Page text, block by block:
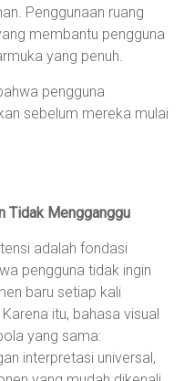
Penggunaan ruang
membantu pengguna
yang penuh.
pengguna
sebelum mereka mulai
Tidak Mengganggu
adalah fondasi
pengguna tidak ingin
baru setiap kali
itu, bahasa visual
yang sama:
interpretasi universal,